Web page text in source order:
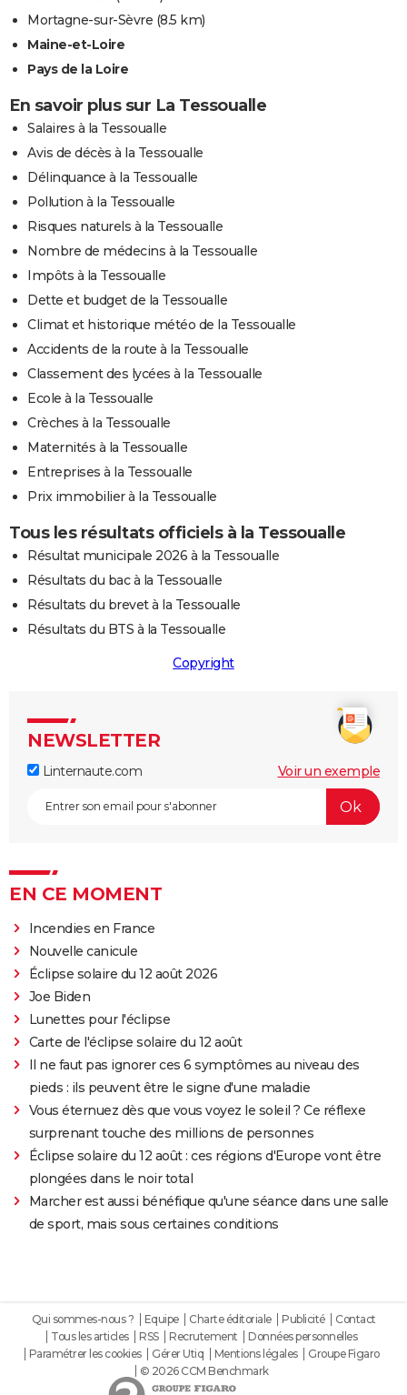
Mortagne-sur-Sèvre (8.5 km)
Maine-et-Loire
Pays de la Loire
En savoir plus sur La Tessoualle
Salaires à la Tessoualle
Avis de décès à la Tessoualle
Délinquance à la Tessoualle
Pollution à la Tessoualle
Risques naturels à la Tessoualle
Nombre de médecins à la Tessoualle
Impôts à la Tessoualle
Dette et budget de la Tessoualle
Climat et historique météo de la Tessoualle
Accidents de la route à la Tessoualle
Classement des lycées à la Tessoualle
Ecole à la Tessoualle
Crèches à la Tessoualle
Maternités à la Tessoualle
Entreprises à la Tessoualle
Prix immobilier à la Tessoualle
Tous les résultats officiels à la Tessoualle
Résultat municipale 2026 à la Tessoualle
Résultats du bac à la Tessoualle
Résultats du brevet à la Tessoualle
Résultats du BTS à la Tessoualle
Copyright
NEWSLETTER
Linternaute.com Voir un exemple
EN CE MOMENT
Incendies en France
Nouvelle canicule
Éclipse solaire du 12 août 2026
Joe Biden
Lunettes pour l'éclipse
Carte de l'éclipse solaire du 12 août
Il ne faut pas ignorer ces 6 symptômes au niveau des
pieds : ils peuvent être le signe d'une maladie
Vous éternuez dès que vous voyez le soleil ? Ce réflexe
surprenant touche des millions de personnes
Éclipse solaire du 12 août : ces régions d'Europe vont être
plongées dans le noir total
Marcher est aussi bénéfique qu'une séance dans une salle
de sport, mais sous certaines conditions
Qui sommes-nous ? Equipe Charte éditoriale Publicité
Contact
Tous les articles
RSS Recrutement
Données personnelles
Paramétrer les cookies
Gérer Utiq Mentions légales
Groupe Figaro
© 2026 CCM Benchmark